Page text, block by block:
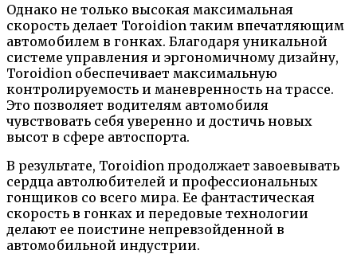
Однако не только высокая максимальная
скорость делает Toroidion таким впечатляющим
автомобилем в гонках. Благодаря уникальной
системе управления и эргономичному дизайну,
Toroidion обеспечивает максимальную
контролируемость и маневренность на трассе.
Это позволяет водителям автомобиля
чувствовать себя уверенно и достичь новых
высот в сфере автоспорта.
В результате, Toroidion продолжает завоевывать
сердца автолюбителей и профессиональных
гонщиков со всего мира. Ее фантастическая
скорость в гонках и передовые технологии
делают ее поистине непревзойденной в
автомобильной индустрии.